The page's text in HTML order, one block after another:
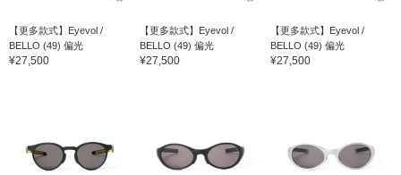
【更多款式】Eyevol /
BELLO (49) 偏光
¥27,500
【更多款式】Eyevol /
BELLO (49) 偏光
¥27,500
【更多款式】Eyevol /
BELLO (49) 偏光
¥27,500